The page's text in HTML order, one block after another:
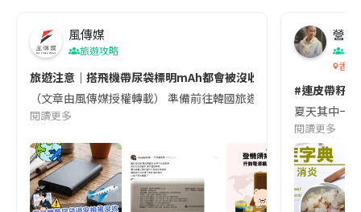
風傳媒
旅遊攻略
旅遊注意｜搭飛機帶尿袋標明mAh都會被沒收😱出發前切記檢查
（文章由風傳媒授權轉載） 準備前往韓國旅遊的民眾，近期要
閱讀更多
營養
香港
#連皮帶籽
夏天其中一
閱讀更多